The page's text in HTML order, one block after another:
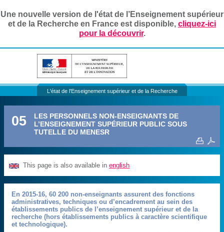
Une nouvelle version de l'état de l’Enseignement supérieur
et de la Recherche en France est disponible, cliquez-ici
pour la découvrir.
L'état de l'Enseignement supérieur et de la Recherche
05
LES PERSONNELS NON-ENSEIGNANTS DE
L’ENSEIGNEMENT SUPÉRIEUR PUBLIC SOUS
TUTELLE DU MENESR
This page is also available inenglish
En 2015-16, 60 200 non-enseignants assurent des fonctions
administratives, techniques ou d’encadrement au sein des
établissements publics de l’enseignement supérieur et de la
recherche (hors établissements publics à caractère scientifique
et technologique).